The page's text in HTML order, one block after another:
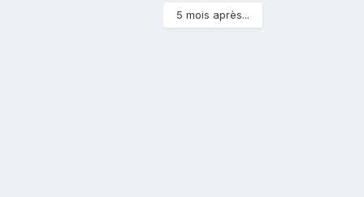
5 mois après...